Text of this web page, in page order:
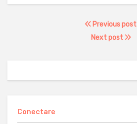
Previous post
Next post
Conectare